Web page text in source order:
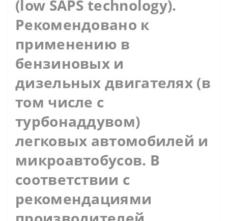
(low SAPS technology).
Рекомендовано к
применению в
бензиновых и
дизельных двигателях (в
том числе с
турбонаддувом)
легковых автомобилей и
микроавтобусов. В
соответствии с
рекомендациями